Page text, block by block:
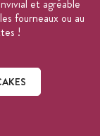
et agréable
fourneaux ou au
!